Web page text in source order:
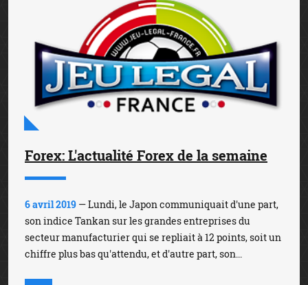
Forex: L'actualité Forex de la semaine
6 avril 2019 — Lundi, le Japon communiquait d'une part,
son indice Tankan sur les grandes entreprises du
secteur manufacturier qui se repliait à 12 points, soit un
chiffre plus bas qu'attendu, et d'autre part, son...